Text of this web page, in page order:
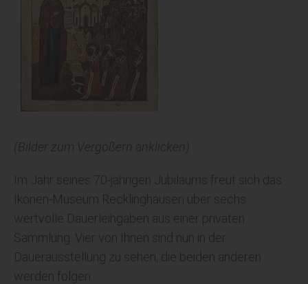
(Bilder zum Vergößern anklicken)
Im Jahr seines 70-jährigen Jubiläums freut sich das
Ikonen-Museum Recklinghausen über sechs
wertvolle Dauerleihgaben aus einer privaten
Sammlung. Vier von Ihnen sind nun in der
Dauerausstellung zu sehen, die beiden anderen
werden folgen.